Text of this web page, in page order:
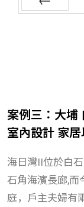
案例三：大
室內設計 家
海日灣II位於白
石角海濱長廊,而
庭，戶主夫婦有